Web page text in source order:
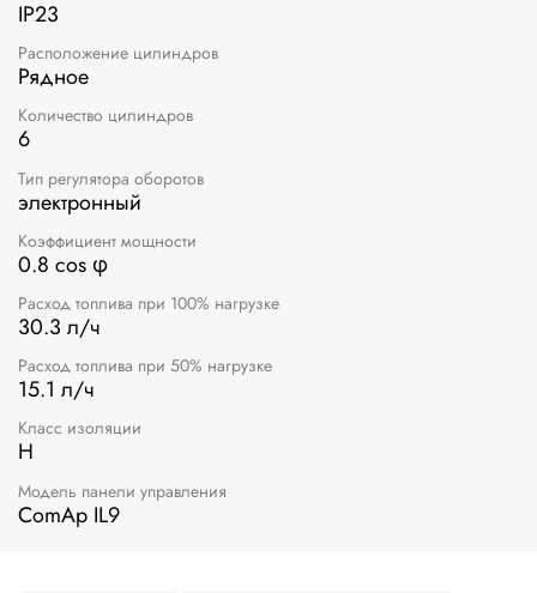
IP23
Расположение цилиндров
Рядное
Количество цилиндров
6
Тип регулятора оборотов
электронный
Коэффициент мощности
0.8 cos φ
Расход топлива при 100% нагрузке
30.3 л/ч
Расход топлива при 50% нагрузке
15.1 л/ч
Класс изоляции
Н
Модель панели управления
ComAp IL9